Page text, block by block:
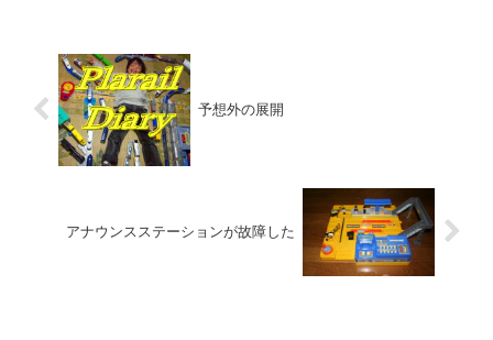
予想外の展開
アナウンスステーションが故障した